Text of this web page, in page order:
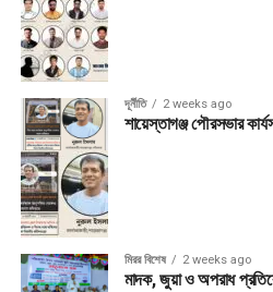
দূর্নীতি 2 weeks ago
শায়েস্তাগঞ্জ পৌরসভার
মিরর বিশেষ 2 weeks ago
মাদক, জুয়া ও অপরাধ